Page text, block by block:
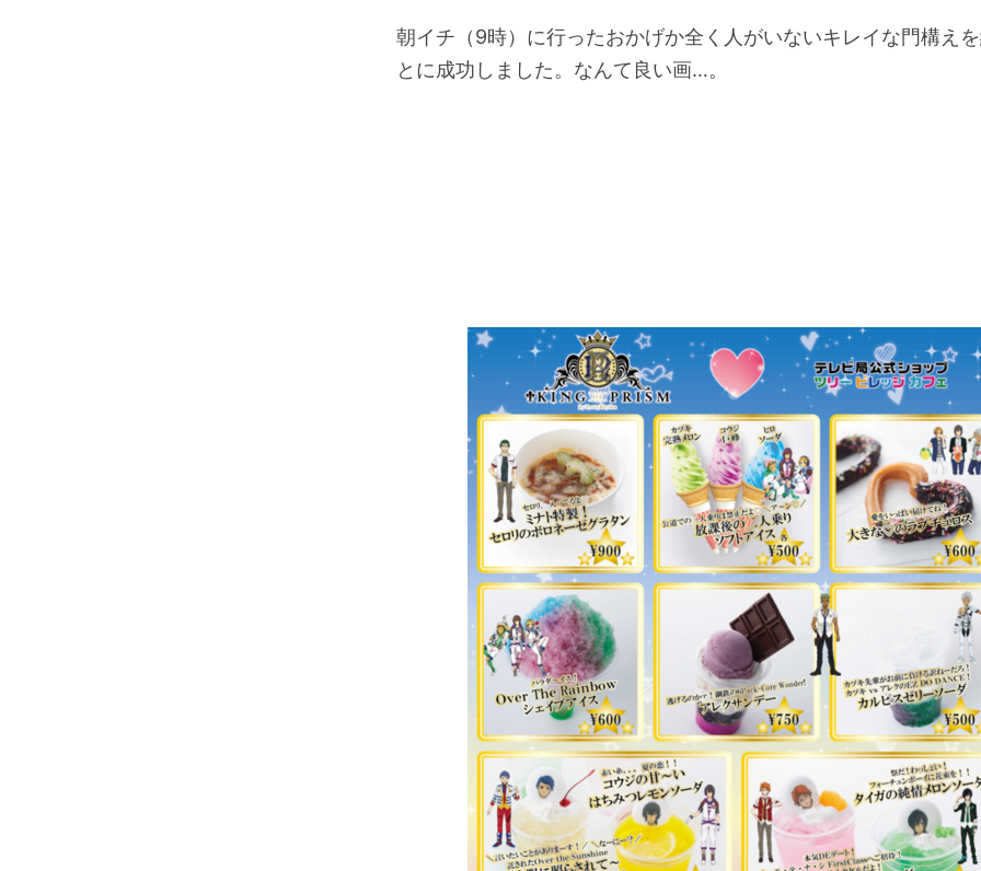
朝イチ（9時）に行ったおかげか全く人がいないキレイな門構え
とに成功しました。なんて良い画…。